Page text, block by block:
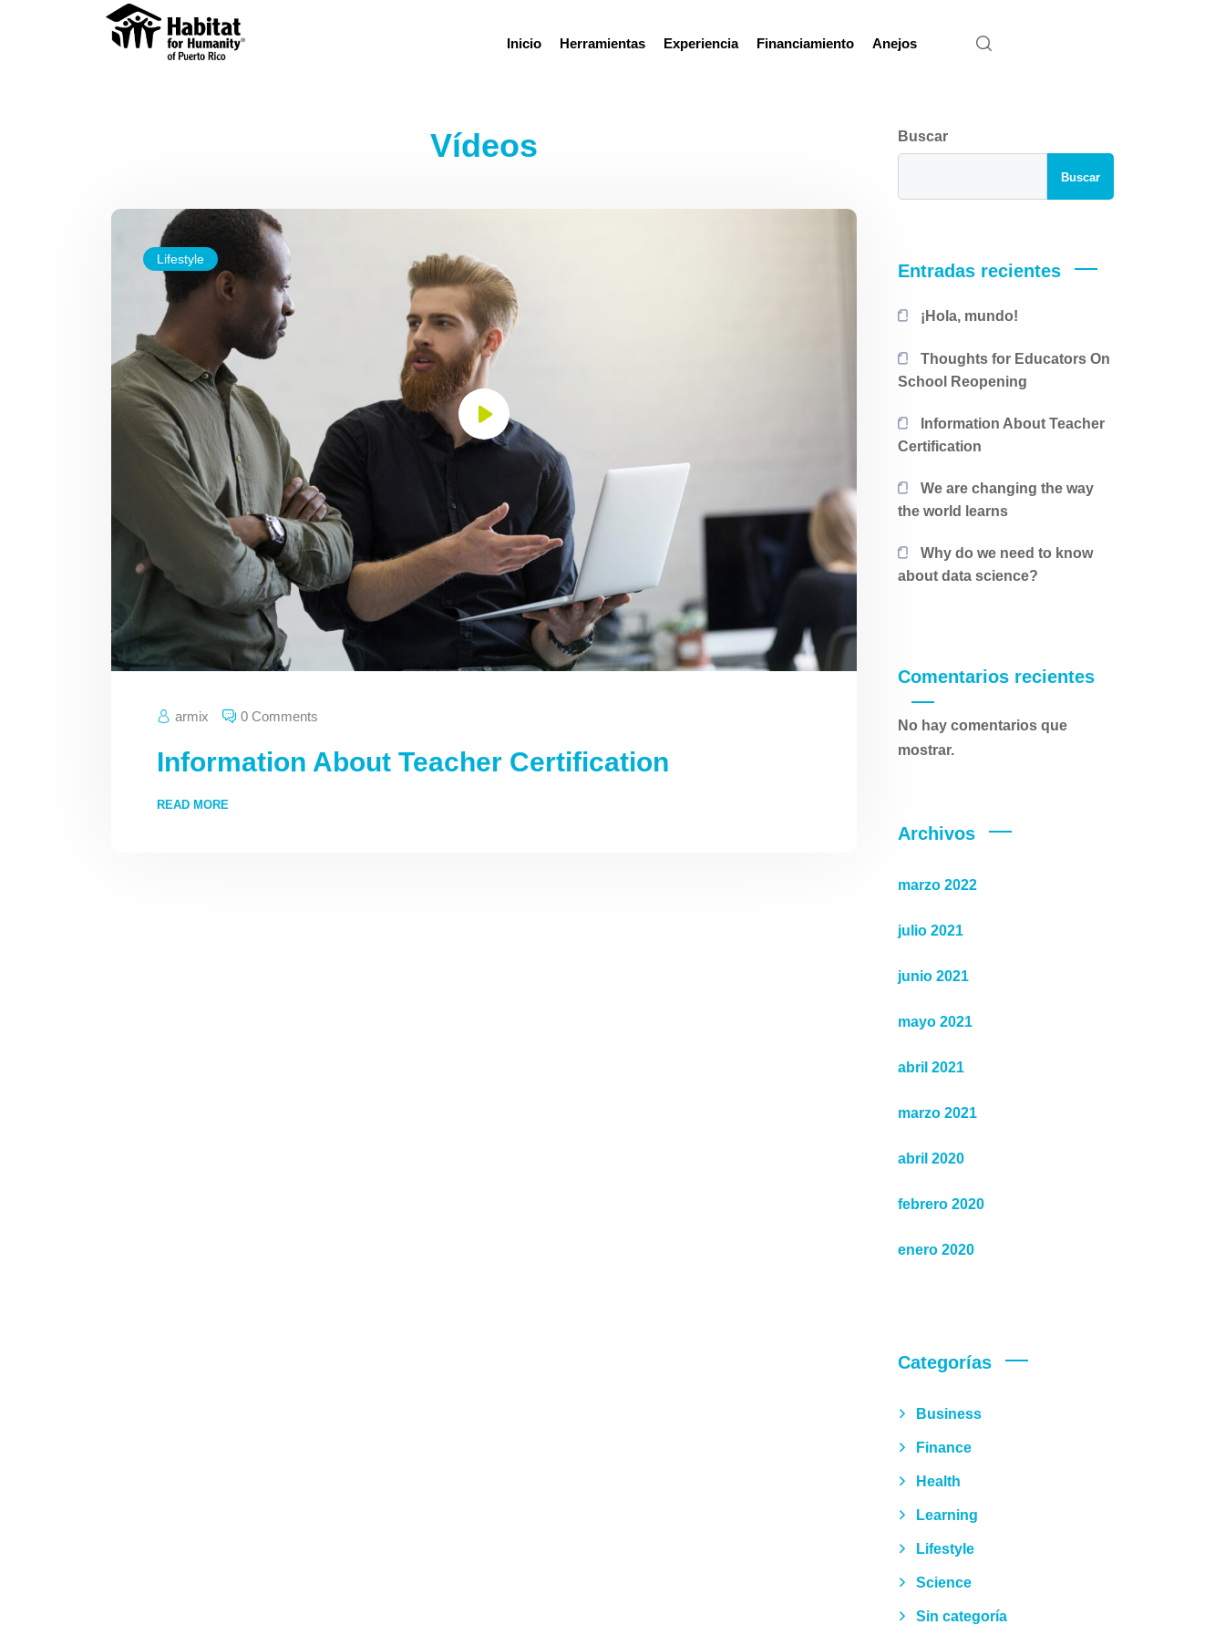
Inicio Herramientas Experiencia Financiamiento Anejos
Vídeos
Lifestyle
armix 0 Comments
Information About Teacher Certification
READ MORE
Buscar
Buscar
Entradas recientes
¡Hola, mundo!
Thoughts for Educators On
School Reopening
Information About Teacher
Certification
We are changing the way
the world learns
Why do we need to know
about data science?
Comentarios recientes
No hay comentarios que
mostrar.
Archivos
marzo 2022
julio 2021
junio 2021
mayo 2021
abril 2021
marzo 2021
abril 2020
febrero 2020
enero 2020
Categorías
Business
Finance
Health
Learning
Lifestyle
Science
Sin categoría